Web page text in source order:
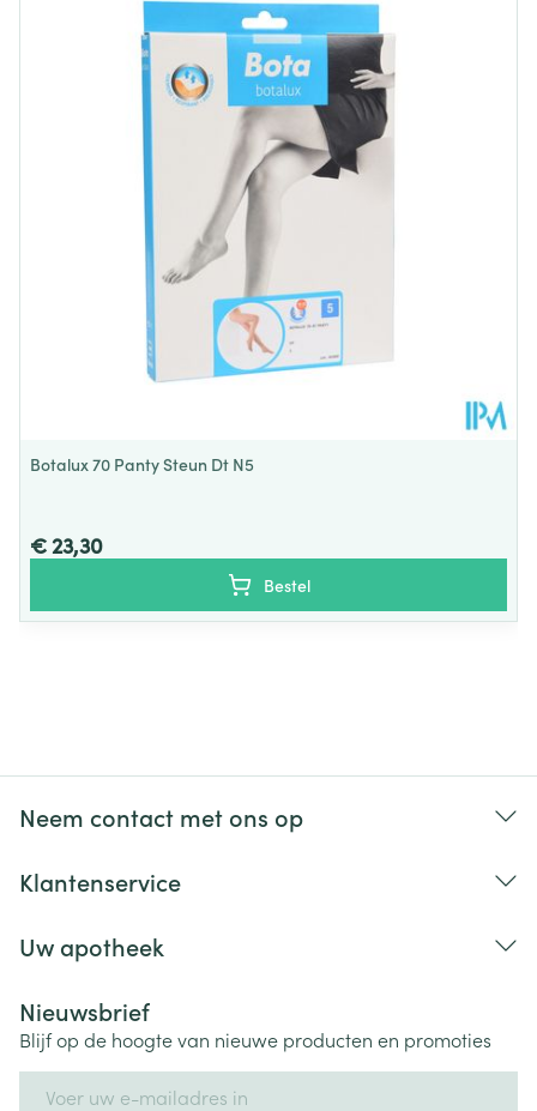
132 mm
Kamertemperatuur (15°C - 25°C)
Botalux 70 Panty Steun Dt N5
€ 23,30
Bestel
Neem contact met ons op
Klantenservice
Uw apotheek
Nieuwsbrief
Blijf op de hoogte van nieuwe producten en promoties